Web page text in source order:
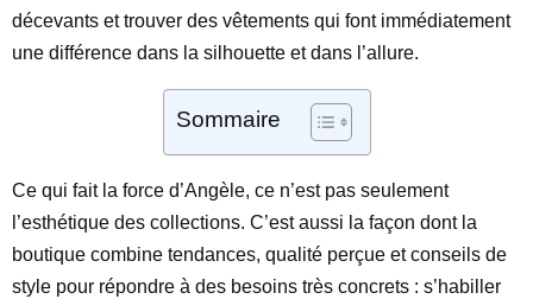
décevants et trouver des vêtements qui font immédiatement
une différence dans la silhouette et dans l’allure.
Sommaire
Ce qui fait la force d’Angèle, ce n’est pas seulement
l’esthétique des collections. C’est aussi la façon dont la
boutique combine tendances, qualité perçue et conseils de
style pour répondre à des besoins très concrets : s’habiller